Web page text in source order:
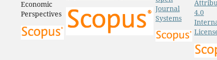
Economic
Perspectives
Journal
Systems
4.0